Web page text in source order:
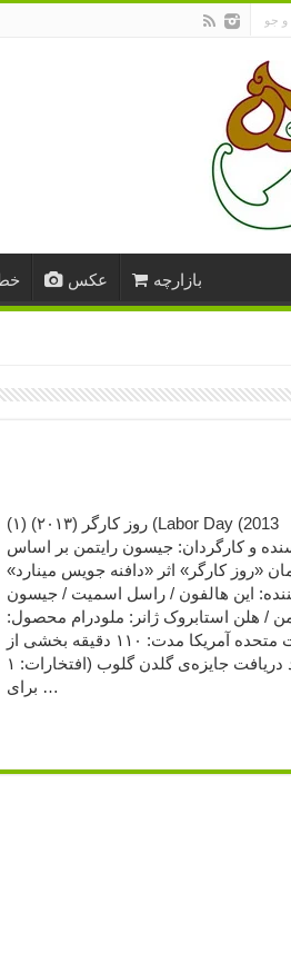
عکس بازارچه
روز کارگر (۲۰۱۳) (۱) (Labor Day (2013
و کارگردان: جیسون رایتمن بر اساس
«روز کارگر» اثر «دافنه جویس مینارد»
این هالفون / راسل اسمیت / جیسون
/ هلن استابروک ژانر: ملودرام محصول:
ایالات متحده آمریکا مدت: ۱۱۰ دقیقه بخشی از
افتخارات: ۱) نامزد دریافت جایزه‌ی گلدن گلوب
برای …